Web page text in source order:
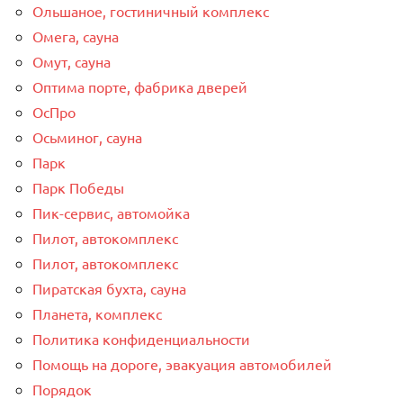
Ольшаное, гостиничный комплекс
Омега, сауна
Омут, сауна
Оптима порте, фабрика дверей
ОсПро
Осьминог, сауна
Парк
Парк Победы
Пик-сервис, автомойка
Пилот, автокомплекс
Пилот, автокомплекс
Пиратская бухта, сауна
Планета, комплекс
Политика конфиденциальности
Помощь на дороге, эвакуация автомобилей
Порядок